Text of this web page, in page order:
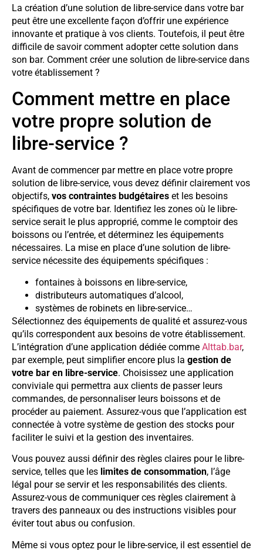
La création d’une solution de libre-service dans votre bar
peut être une excellente façon d’offrir une expérience
innovante et pratique à vos clients. Toutefois, il peut être
difficile de savoir comment adopter cette solution dans
son bar. Comment créer une solution de libre-service dans
votre établissement ?
Comment mettre en place
votre propre solution de
libre-service ?
Avant de commencer par mettre en place votre propre
solution de libre-service, vous devez définir clairement vos
objectifs, vos contraintes budgétaires et les besoins
spécifiques de votre bar. Identifiez les zones où le libre-
service serait le plus approprié, comme le comptoir des
boissons ou l’entrée, et déterminez les équipements
nécessaires. La mise en place d’une solution de libre-
service nécessite des équipements spécifiques :
fontaines à boissons en libre-service,
distributeurs automatiques d’alcool,
systèmes de robinets en libre-service…
Sélectionnez des équipements de qualité et assurez-vous
qu’ils correspondent aux besoins de votre établissement.
L’intégration d’une application dédiée comme Alttab.bar,
par exemple, peut simplifier encore plus la gestion de
votre bar en libre-service. Choisissez une application
conviviale qui permettra aux clients de passer leurs
commandes, de personnaliser leurs boissons et de
procéder au paiement. Assurez-vous que l’application est
connectée à votre système de gestion des stocks pour
faciliter le suivi et la gestion des inventaires.
Vous pouvez aussi définir des règles claires pour le libre-
service, telles que les limites de consommation, l’âge
légal pour se servir et les responsabilités des clients.
Assurez-vous de communiquer ces règles clairement à
travers des panneaux ou des instructions visibles pour
éviter tout abus ou confusion.
Même si vous optez pour le libre-service, il est essentiel de